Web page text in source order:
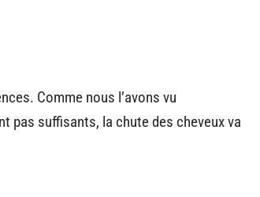
Comme nous l’avons vu
pas suffisants, la chute des cheveux va